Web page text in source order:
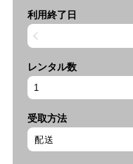
利用終了日
レンタル数
受取方法